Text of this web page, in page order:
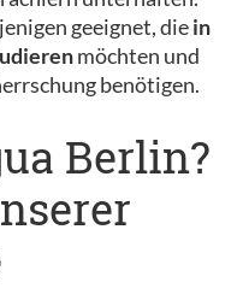
geeignet, diein
möchten und
benötigen.
Berlin?